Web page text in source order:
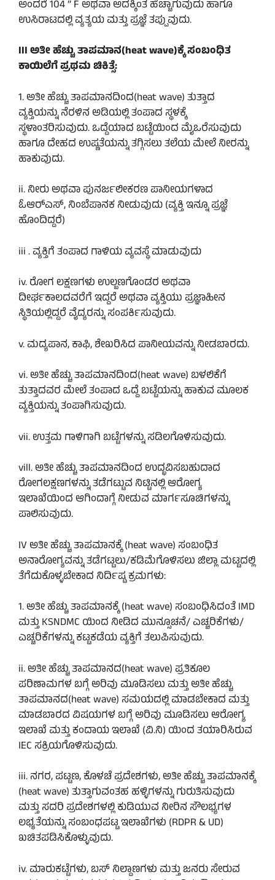
ಅಂದರೆ 104 ” F ಅಥವಾ ಅದಕ್ಕಿಂತ ಹೆಚ್ಚಾಗುವುದು ಹಾಗೂ
ಉಸಿರಾಟದಲ್ಲಿ ವ್ಯತ್ಯಯ ಮತ್ತು ಪ್ರಜ್ಞೆ ತಪ್ಪುವುದು.
III ಅತೀ ಹೆಚ್ಚು ತಾಪಮಾನ(heat wave)ಕ್ಕೆ ಸಂಬಂಧಿತ
ಕಾಯಿಲೆಗೆ ಪ್ರಥಮ ಚಿಕಿತ್ಸೆ:
1. ಅತೀ ಹೆಚ್ಚು ತಾಪಮಾನದಿಂದ(heat wave) ತುತ್ತಾದ
ವ್ಯಕ್ತಿಯನ್ನು ನೆರಳಿನ ಅಡಿಯಲ್ಲಿ ತಂಪಾದ ಸ್ಥಳಕ್ಕೆ
ಸ್ಥಳಾಂತರಿಸುವುದು. ಒದ್ದೆಯಾದ ಬಟ್ಟೆಯಿಂದ ಮೈಒರೆಸುವುದು
ಹಾಗೂ ದೇಹದ ಉಷ್ಣತೆಯನ್ನು ತಗ್ಗಿಸಲು ತಲೆಯ ಮೇಲೆ ನೀರನ್ನು
ಹಾಕುವುದು.
ii. ನೀರು ಅಥವಾ ಪುನರ್ಜಲೀಕರಣ ಪಾನೀಯಗಳಾದ
ಓಆರ್‌ಎಸ್, ನಿಂಬೆಪಾನಕ ನೀಡುವುದು (ವ್ಯಕ್ತಿ ಇನ್ನೂ ಪ್ರಜ್ಞೆ
ಹೊಂದಿದ್ದರೆ)
iii . ವ್ಯಕ್ತಿಗೆ ತಂಪಾದ ಗಾಳಿಯ ವ್ಯವಸ್ಥೆ ಮಾಡುವುದು
iv. ರೋಗ ಲಕ್ಷಣಗಳು ಉಲ್ಬಣಗೊಂಡರ ಅಥವಾ
ದೀರ್ಘಕಾಲದವರೆಗೆ ಇದ್ದರೆ ಅಥವಾ ವ್ಯಕ್ತಿಯು ಪ್ರಜ್ಞಾಹೀನ
ಸ್ಥಿತಿಯಲ್ಲಿದ್ದರೆ ವೈದ್ಯರನ್ನು ಸಂಪರ್ಕಿಸುವುದು.
v. ಮದ್ಯಪಾನ, ಕಾಫಿ, ಶೇಖರಿಸಿದ ಪಾನೀಯವನ್ನು ನೀಡಬಾರದು.
vi. ಅತೀ ಹೆಚ್ಚು ತಾಪಮಾನದಿಂದ(heat wave) ಬಳಲಿಕೆಗೆ
ತುತ್ತಾದವರ ಮೇಲೆ ತಂಪಾದ ಒದ್ದೆ ಬಟ್ಟೆಯನ್ನು ಹಾಕುವ ಮೂಲಕ
ವ್ಯಕ್ತಿಯನ್ನು ತಂಪಾಗಿಸುವುದು.
vii. ಉತ್ತಮ ಗಾಳಿಗಾಗಿ ಬಟ್ಟೆಗಳನ್ನು ಸಡಿಲಗೊಳಿಸುವುದು.
vill. ಅತೀ ಹೆಚ್ಚು ತಾಪಮಾನದಿಂದ ಉದ್ಭವಿಸಬಹುದಾದ
ರೋಗಲಕ್ಷಣಗಳನ್ನು ತಡೆಗಟ್ಟುವ ನಿಟ್ಟಿನಲ್ಲಿ ಆರೋಗ್ಯ
ಇಲಾಖೆಯಿಂದ ಆಗಿಂದಾಗ್ಗೆ ನೀಡುವ ಮಾರ್ಗಸೂಚಿಗಳನ್ನು
ಪಾಲಿಸುವುದು.
IV ಅತೀ ಹೆಚ್ಚು ತಾಪಮಾನಕ್ಕೆ (heat wave) ಸಂಬಂಧಿತ
ಅನಾರೋಗ್ಯವನ್ನು ತಡೆಗಟ್ಟಲು/ಕಡಿಮೆಗೊಳಿಸಲು ಜಿಲ್ಲಾ ಮಟ್ಟದಲ್ಲಿ
ತೆಗೆದುಕೊಳ್ಳಬೇಕಾದ ನಿರ್ದಿಷ್ಟ ಕ್ರಮಗಳು:
1. ಅತೀ ಹೆಚ್ಚು ತಾಪಮಾನಕ್ಕೆ (heat wave) ಸಂಬಂಧಿಸಿದಂತೆ IMD
ಮತ್ತು KSNDMC ಯಿಂದ ನೀಡಿದ ಮುನ್ಸೂಚನೆ/ ಎಚ್ಚರಿಕೆಗಳು/
ಎಚ್ಚರಿಕೆಗಳನ್ನು ಕಟ್ಟಕಡೆಯ ವ್ಯಕ್ತಿಗೆ ತಲುಪಿಸುವುದು.
ii. ಅತೀ ಹೆಚ್ಚು ತಾಪಮಾನದ(heat wave) ಪ್ರತಿಕೂಲ
ಪರಿಣಾಮಗಳ ಬಗ್ಗೆ ಅರಿವು ಮೂಡಿಸಲು ಮತ್ತು ಅತೀ ಹೆಚ್ಚು
ತಾಪಮಾನದ(heat wave) ಸಮಯದಲ್ಲಿ ಮಾಡಬೇಕಾದ ಮತ್ತು
ಮಾಡಬಾರದ ವಿಷಯಗಳ ಬಗ್ಗೆ ಅರಿವು ಮೂಡಿಸಲು ಆರೋಗ್ಯ
ಇಲಾಖೆ ಮತ್ತು ಕಂದಾಯ ಇಲಾಖೆ (ವಿ.ನಿ) ಯಿಂದ ತಯಾರಿಸಿರುವ
IEC ಸಕ್ರಿಯಗೊಳಿಸುವುದು.
iii. ನಗರ, ಪಟ್ಟಣ, ಕೊಳಚೆ ಪ್ರದೇಶಗಳು, ಅತೀ ಹೆಚ್ಚು ತಾಪಮಾನಕ್ಕೆ
(heat wave) ತುತ್ತಾಗುವಂತಹ ಹಳ್ಳಿಗಳನ್ನು ಗುರುತಿಸುವುದು
ಮತ್ತು ಸದರಿ ಪ್ರದೇಶಗಳಲ್ಲಿ ಕುಡಿಯುವ ನೀರಿನ ಸೌಲಭ್ಯಗಳ
ಲಭ್ಯತೆಯನ್ನು ಸಂಬಂಧಪಟ್ಟ ಇಲಾಖೆಗಳು (RDPR & UD)
ಖಚಿತಪಡಿಸಿಕೊಳ್ಳುವುದು.
iv. ಮಾರುಕಟ್ಟೆಗಳು, ಬಸ್ ನಿಲ್ದಾಣಗಳು ಮತ್ತು ಜನರು ಸೇರುವ